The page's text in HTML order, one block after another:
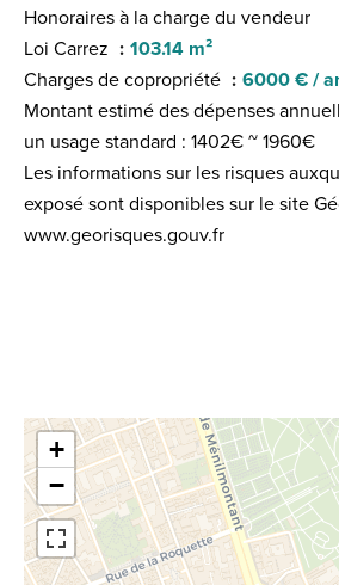
Honoraires à la charge du vendeur
Loi Carrez
103.14 m²
Charges de copropriété
6000 € /
Montant estimé des dépenses
un usage standard : 1402€ ~ 1960€
Les informations sur les risques
exposé sont disponibles sur le site
www.georisques.gouv.fr
+
−